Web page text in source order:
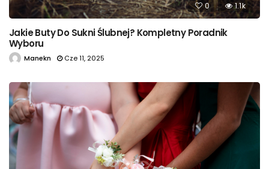
0 1.1k
Jakie Buty Do Sukni Ślubnej? Kompletny Poradnik
Wyboru
Manekn Cze 11, 2025